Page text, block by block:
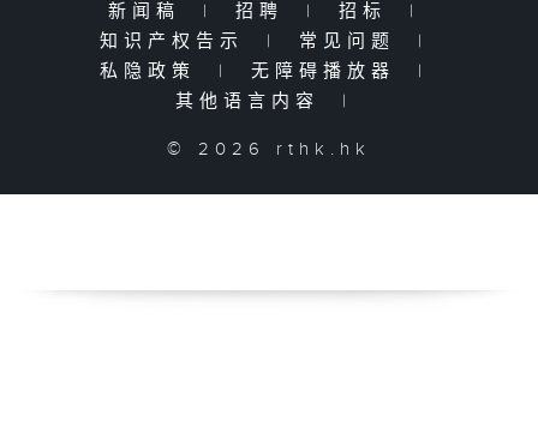
新闻稿 | 招聘 | 招标
|
知识产权告示
| 常见问题
|
私隐政策
| 无障碍播放器
|
其他语言内容
|
© 2026 rthk.hk